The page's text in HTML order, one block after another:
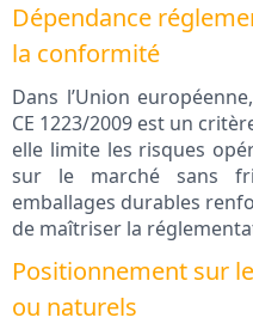
Dépendance
la conformité
Dans l’Union
CE 1223/2009 est un
elle limite les risques
sur le marché sans
emballages durables
de maîtriser la
Positionnement sur
ou naturels